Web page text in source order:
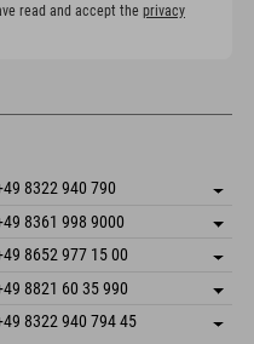
read and accept the privacy
8322 940 790
Salva indirizzo
Informazioni sull'arrivo
Prenotazione
8361 998 9000
Salva indirizzo
Prenotazione
8652 977 15 00
Salva indirizzo
Informazioni sull'arrivo
Prenotazione
8821 60 35 990
Salva indirizzo
8322 940 794 45